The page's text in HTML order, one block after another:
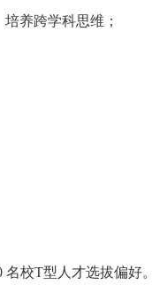
养跨学科思维；
名校T型人才选拔偏好